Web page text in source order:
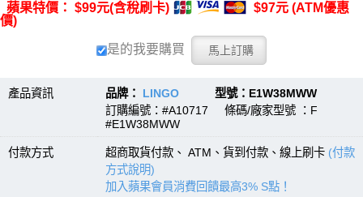
蘋果特價： $99元(含稅刷卡)
$97元 (ATM優惠
價)
是的我要購買
產品資訊 品牌： LINGO 型號：E1W38MWW
訂購編號：#A10717 條碼/廠家型號 ：F
#E1W38MWW
付款方式 超商取貨付款、 ATM、貨到付款、線上刷卡 (付款
方式說明)
加入蘋果會員消費回饋最高3% S點！